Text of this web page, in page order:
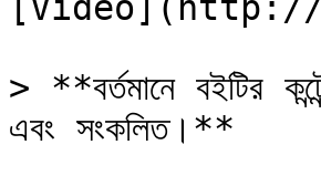
> **বর্তমানে বইটির
এবং সংকলিত।**